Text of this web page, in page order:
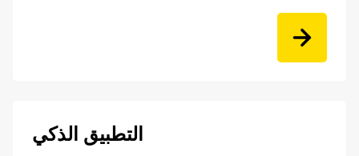
التطبيق الذكي